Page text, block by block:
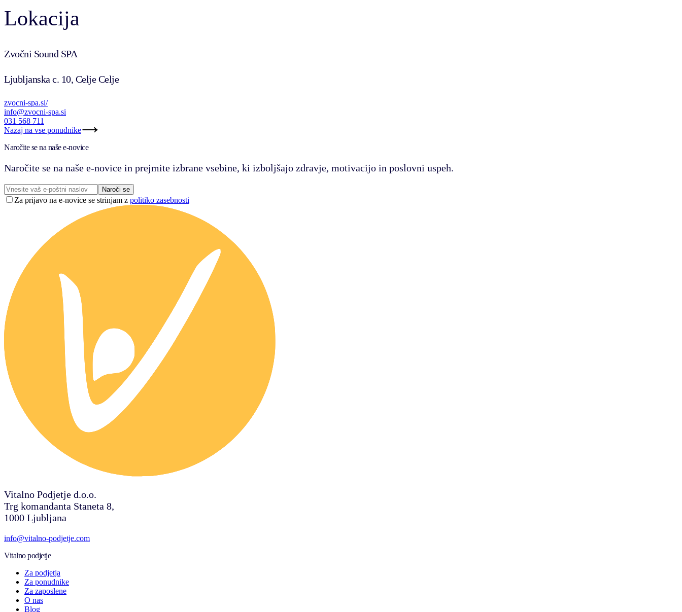
Lokacija
Zvočni Sound SPA
Ljubljanska c. 10, Celje Celje
zvocni-spa.si/
info@zvocni-spa.si
031 568 711
Nazaj na vse ponudnike
Naročite se na naše e-novice
Naročite se na naše e-novice in prejmite izbrane vsebine, ki izboljšajo zdravje, motivacijo in poslovni uspeh.
Naroči se
Za prijavo na e-novice se strinjam z politiko zasebnosti
Vitalno Podjetje d.o.o.
Trg komandanta Staneta 8,
1000 Ljubljana
info@vitalno-podjetje.com
Vitalno podjetje
Za podjetja
Za ponudnike
Za zaposlene
O nas
Blog